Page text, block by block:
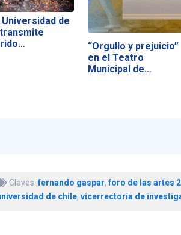
Universidad de
“Orgullo y prejuicio”
en el Teatro
Municipal de…
Claves:fernando gaspar,foro de las artes
de chile, vicerrectoría de